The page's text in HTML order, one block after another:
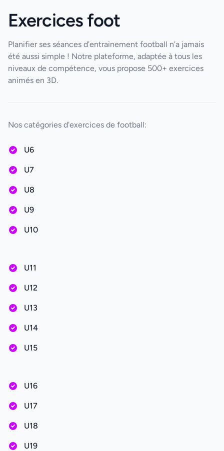
Exercices foot
Planifier ses séances d'entrainement football n'a jamais
été aussi simple ! Notre plateforme, adaptée à tous les
niveaux de compétence, vous propose 500+ exercices
animés en 3D.
Nos catégories d'exercices de football:
U6
U7
U8
U9
U10
U11
U12
U13
U14
U15
U16
U17
U18
U19